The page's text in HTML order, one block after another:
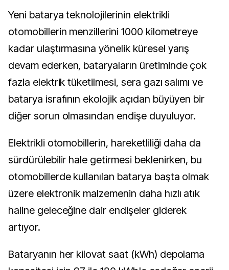
Yeni batarya teknolojilerinin elektrikli
otomobillerin menzillerini 1000 kilometreye
kadar ulaştırmasına yönelik küresel yarış
devam ederken, bataryaların üretiminde çok
fazla elektrik tüketilmesi, sera gazı salımı ve
batarya israfının ekolojik açıdan büyüyen bir
diğer sorun olmasından endişe duyuluyor.
Elektrikli otomobillerin, hareketliliği daha da
sürdürülebilir hale getirmesi beklenirken, bu
otomobillerde kullanılan batarya başta olmak
üzere elektronik malzemenin daha hızlı atık
haline geleceğine dair endişeler giderek
artıyor.
Bataryanın her kilovat saat (kWh) depolama